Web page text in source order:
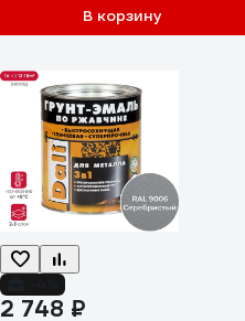
В корзину
2 748 ₽